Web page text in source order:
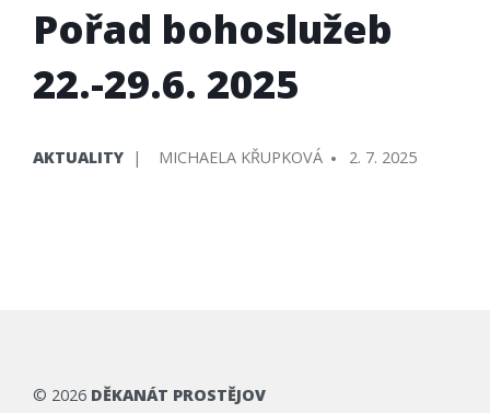
Pořad bohoslužeb
22.-29.6. 2025
V
AKTUALITY
MICHAELA KŘUPKOVÁ
2. 7. 2025
© 2026 DĚKANÁT PROSTĚJOV